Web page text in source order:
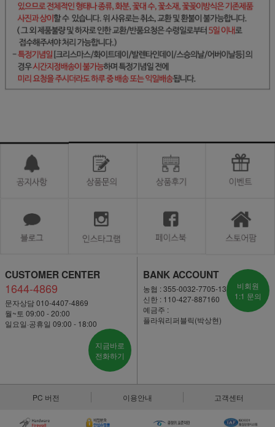
CUSTOMER CENTER
1644-4869
문자상담 010-4407-4869
월~토 09:00 - 20:00
일요일·공휴일 09:00 - 18:00
지금바로
전화하기
BANK ACCOUNT
농협 : 355-0032-7705-13
신한 : 110-427-887160
예금주 :
플라워리퍼블릭(박상현)
비회원
1:1 문의
PC 버전 이용안내 고객센터